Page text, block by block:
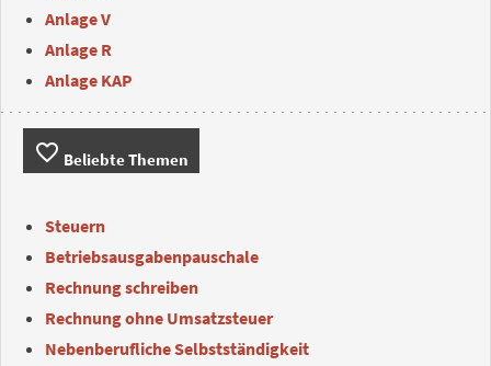
Anlage V
Anlage R
Anlage KAP
favorite_border Beliebte Themen
Steuern
Betriebsausgabenpauschale
Rechnung schreiben
Rechnung ohne Umsatzsteuer
Nebenberufliche Selbstständigkeit